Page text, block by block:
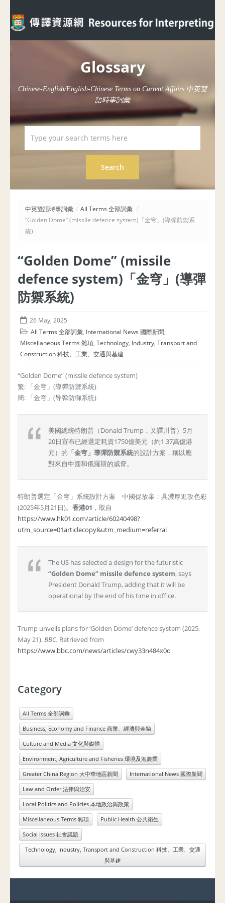
Glossary
Chinese-English/English-Chinese Terms on Current Affairs 中英雙
語時事詞彙
中英雙語時事詞彙 / All Terms 全部詞彙 /
“Golden Dome” (missile defence system)「金穹」(導彈防禦系
統)
“Golden Dome” (missile
defence system)「金穹」(導彈
防禦系統)
26 May, 2025
All Terms 全部詞彙, International News 國際新聞,
Miscellaneous Terms 雜項, Technology, Industry, Transport and
Construction 科技、工業、交通與基建
“Golden Dome” (missile defence system)
繁: 「金穹」(導彈防禦系統)
簡: 「金穹」(导弹防御系统)
美國總統特朗普（Donald Trump，又譯川普）5月
20日宣布已經選定耗資1750億美元（約1.37萬億港
元）的 「金穹」導彈防禦系統的設計方案，稱以應
對來自中國和俄羅斯的威脅。
特朗普選定「金穹」系統設計方案 中國促放棄：具濃厚進攻色彩
(2025年5月21日)。 香港01 ，取自
https://www.hk01.com/article/60240498?
utm_source=01articlecopy&utm_medium=referral
The US has selected a design for the futuristic
“Golden Dome” missile defence system, says
President Donald Trump, adding that it will be
operational by the end of his time in office.
Trump unveils plans for ‘Golden Dome’ defence system (2025,
May 21).BBC. Retrieved from
https://www.bbc.com/news/articles/cwy33n484x0o
Category
All Terms 全部詞彙
Business, Economy and Finance 商業、經濟與金融
Culture and Media 文化與媒體
Environment, Agriculture and Fisheries 環境及漁農業
Greater China Region 大中華地區新聞
International News 國際新聞
Law and Order 法律與治安
Local Politics and Policies 本地政治與政策
Miscellaneous Terms 雜項
Public Health 公共衛生
Social Issues 社會議題
Technology, Industry, Transport and Construction 科技、工業、交通
與基建